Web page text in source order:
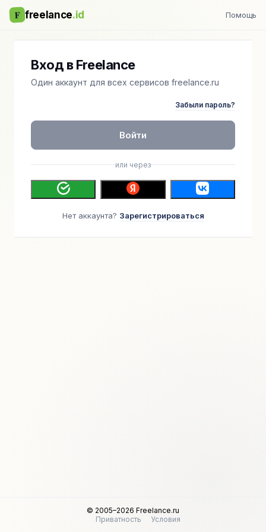
F freelance.id Помощь
Вход в Freelance
Один аккаунт для всех сервисов freelance.ru
Забыли пароль?
Войти
или через
Нет аккаунта? Зарегистрироваться
© 2005–2026 Freelance.ru
Приватность
Условия